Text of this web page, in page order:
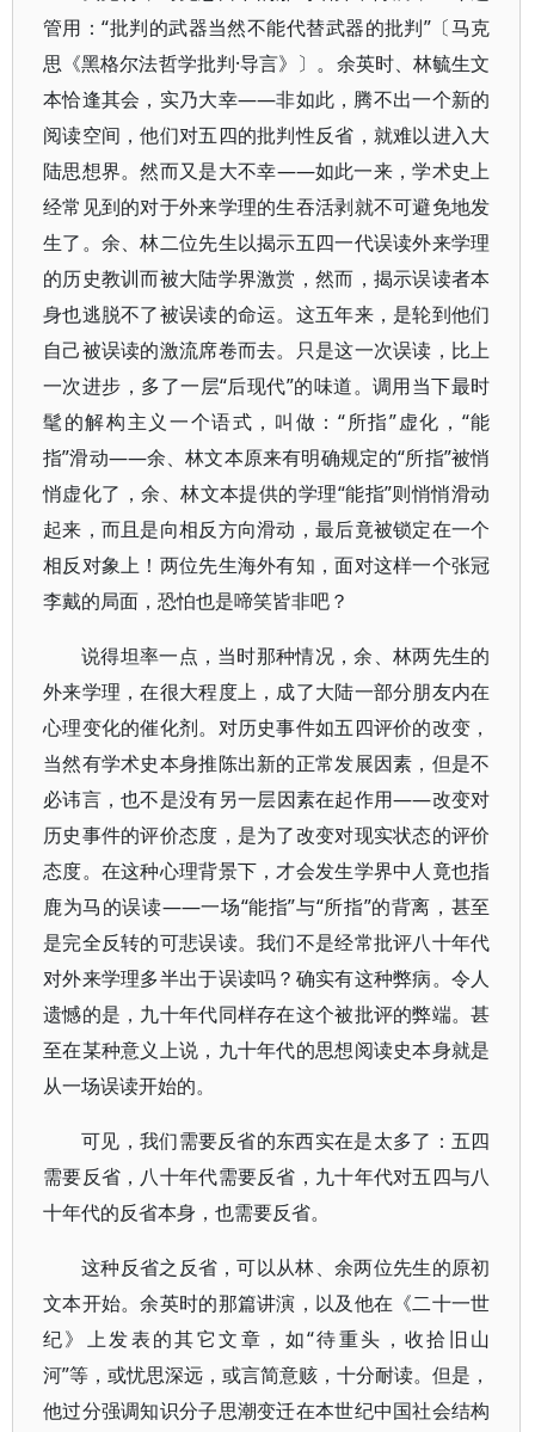
管用：“批判的武器当然不能代替武器的批判”〔马克
思《黑格尔法哲学批判·导言》〕。余英时、林毓生文
本恰逢其会，实乃大幸——非如此，腾不出一个新的
阅读空间，他们对五四的批判性反省，就难以进入大
陆思想界。然而又是大不幸——如此一来，学术史上
经常见到的对于外来学理的生吞活剥就不可避免地发
生了。余、林二位先生以揭示五四一代误读外来学理
的历史教训而被大陆学界激赏，然而，揭示误读者本
身也逃脱不了被误读的命运。这五年来，是轮到他们
自己被误读的激流席卷而去。只是这一次误读，比上
一次进步，多了一层“后现代”的味道。调用当下最时
髦的解构主义一个语式，叫做：“所指”虚化，“能
指”滑动——余、林文本原来有明确规定的“所指”被悄
悄虚化了，余、林文本提供的学理“能指”则悄悄滑动
起来，而且是向相反方向滑动，最后竟被锁定在一个
相反对象上！两位先生海外有知，面对这样一个张冠
李戴的局面，恐怕也是啼笑皆非吧？
说得坦率一点，当时那种情况，余、林两先生的
外来学理，在很大程度上，成了大陆一部分朋友内在
心理变化的催化剂。对历史事件如五四评价的改变，
当然有学术史本身推陈出新的正常发展因素，但是不
必讳言，也不是没有另一层因素在起作用——改变对
历史事件的评价态度，是为了改变对现实状态的评价
态度。在这种心理背景下，才会发生学界中人竟也指
鹿为马的误读——一场“能指”与“所指”的背离，甚至
是完全反转的可悲误读。我们不是经常批评八十年代
对外来学理多半出于误读吗？确实有这种弊病。令人
遗憾的是，九十年代同样存在这个被批评的弊端。甚
至在某种意义上说，九十年代的思想阅读史本身就是
从一场误读开始的。
可见，我们需要反省的东西实在是太多了：五四
需要反省，八十年代需要反省，九十年代对五四与八
十年代的反省本身，也需要反省。
这种反省之反省，可以从林、余两位先生的原初
文本开始。余英时的那篇讲演，以及他在《二十一世
纪》上发表的其它文章，如“待重头，收拾旧山
河”等，或忧思深远，或言简意赅，十分耐读。但是，
他过分强调知识分子思潮变迁在本世纪中国社会结构